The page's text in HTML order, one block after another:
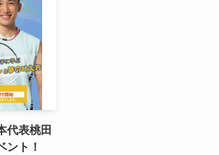
代表桃田
ント！